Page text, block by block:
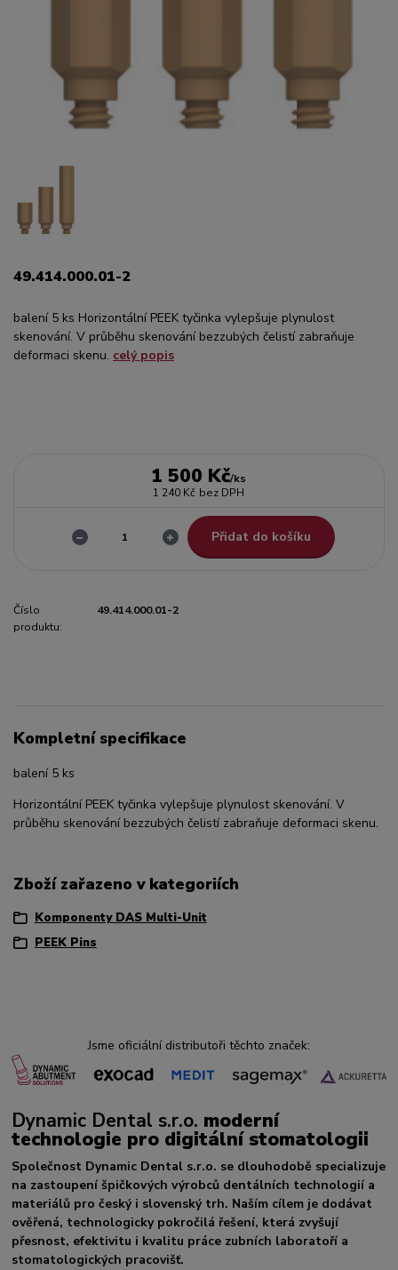
49.414.000.01-2
balení 5 ks Horizontální PEEK tyčinka vylepšuje plynulost
skenování. V průběhu skenování bezzubých čelistí zabraňuje
deformaci skenu. celý popis
1 500 Kč/ks
1 240 Kč bez DPH
Přidat do košíku
Číslo
produktu:
49.414.000.01-2
Kompletní specifikace
balení 5 ks
Horizontální PEEK tyčinka vylepšuje plynulost skenování. V
průběhu skenování bezzubých čelistí zabraňuje deformaci skenu.
Zboží zařazeno v kategoriích
Komponenty DAS Multi-Unit
PEEK Pins
Jsme oficiální distributoři těchto značek:
Dynamic Dental s.r.o. moderní
technologie pro digitální stomatologii
Společnost Dynamic Dental s.r.o. se dlouhodobě specializuje
na zastoupení špičkových výrobců dentálních technologií a
materiálů pro český i slovenský trh. Naším cílem je dodávat
ověřená, technologicky pokročilá řešení, která zvyšují
přesnost, efektivitu i kvalitu práce zubních laboratoří a
stomatologických pracovišť.